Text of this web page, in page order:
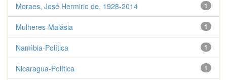
1
Moraes, José Hermirio de, 1928-2014
1
Mulheres-Malásia
1
Namìbia-Política
1
Nicaragua-Política